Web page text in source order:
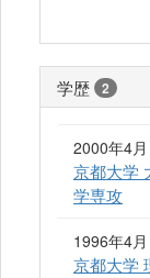
学歴 2
2000年4
京都大学
学専攻
1996年4
京都大学